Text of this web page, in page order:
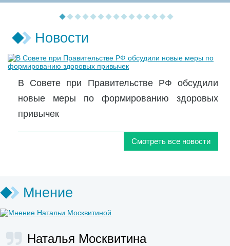
Новости
В Совете при Правительстве РФ обсудили
новые меры по формированию здоровых
привычек
Смотреть все новости
Мнение
Наталья Москвитина